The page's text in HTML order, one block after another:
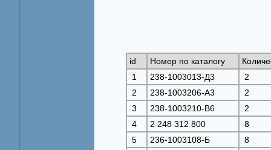
id Номер по каталогу
1
238-1003013-Д3
2
2
238-1003206-А3
2
3
238-1003210-В6
2
4
2 248 312 800
8
5
236-1003108-Б
8